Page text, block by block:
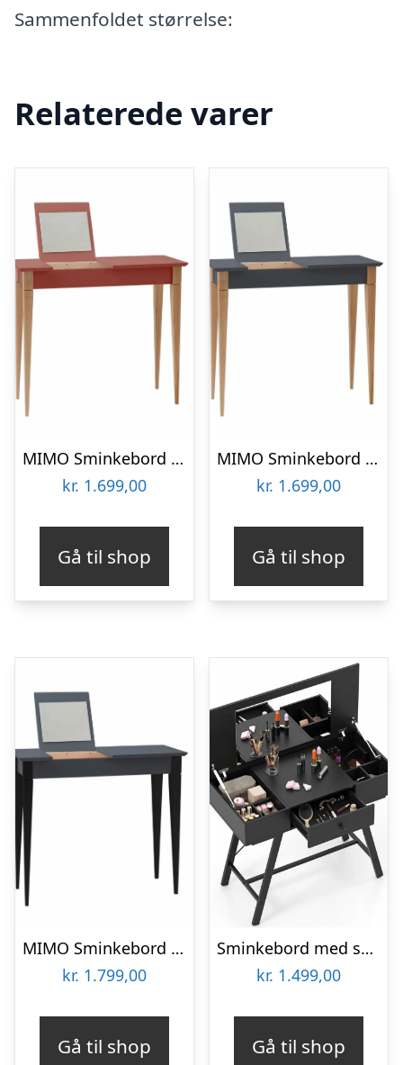
Sammenfoldet størrelse:
Relaterede varer
MIMO Sminkebord med spejl 85x35cm Antik pink
kr. 1.699,00
Gå til shop
MIMO Sminkebord med spejl – 65x35cm Grafit
kr. 1.699,00
Gå til shop
MIMO Sminkebord med spejl – 85×35 cm sorte ben / grafit
kr. 1.799,00
Gå til shop
Sminkebord med spejl i metal og møbelplade H80,5 – 124 x B96,5 x D46,5 cm – Sort/Sort
kr. 1.499,00
Gå til shop